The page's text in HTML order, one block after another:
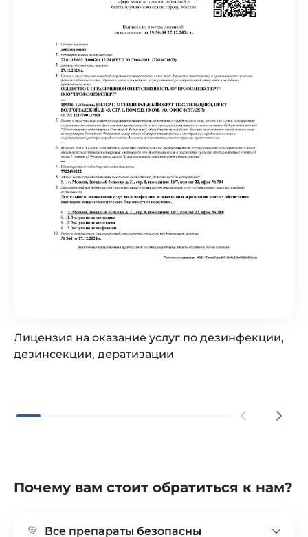
Лицензия на оказание услуг по дезинфекции,
дезинсекции, дератизации
Почему вам стоит обратиться к нам?
Все препараты безопасны